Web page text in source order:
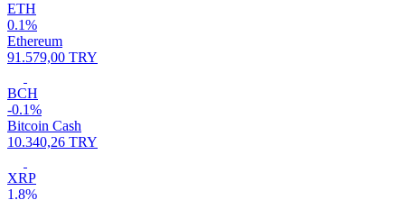
ETH
0.1%
Ethereum
91.579,00 TRY
BCH
-0.1%
Bitcoin Cash
10.340,26 TRY
XRP
1.8%